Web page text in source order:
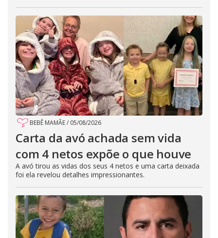
BEBÊ MAMÃE/ 05/08/2026
Carta da avó achada sem vida
com 4 netos expõe o que houve
A avó tirou as vidas dos seus 4 netos e uma carta deixada
foi ela revelou detalhes impressionantes.